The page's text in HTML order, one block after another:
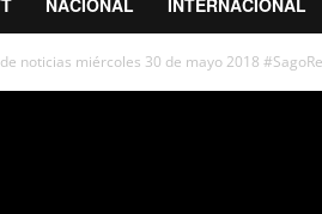
NACIONAL INTERNACIONAL
noticias miércoles 30 de mayo 2018